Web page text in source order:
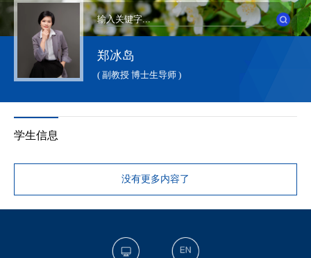
郑冰岛
( 副教授 博士生导师 )
学生信息
没有更多内容了